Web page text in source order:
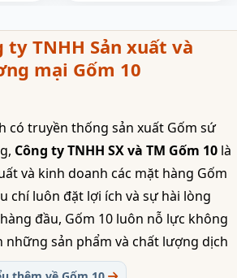
ty TNHH Sản xuất và
mại Gốm 10
có truyền thống sản xuất Gốm sứ
Công ty TNHH SX và TM Gốm 10 là
và kinh doanh các mặt hàng Gốm
chí luôn đặt lợi ích và sự hài lòng
đầu, Gốm 10 luôn nỗ lực không
những sản phẩm và chất lượng dịch